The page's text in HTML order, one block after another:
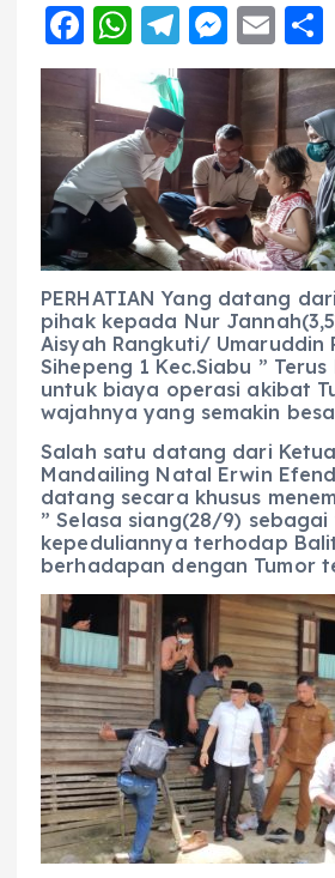
F
a
c
e
b
o
o
k
W
a
ts
A
p
p
T
el
e
g
r
a
m
M
e
ss
e
n
g
er
E
m
ai
l
PERHATIAN Yang datang
pihak kepada Nur
Aisyah Rangkuti/ Umaruddin
Sihepeng 1 Kec.Siabu ”
untuk biaya operasi akibat
wajahnya yang semakin
Salah satu datang dari Ketua
Mandailing Natal Erwin
datang secara khusus
” Selasa siang(28/9) sebagai
kepeduliannya terhodap
berhadapan dengan Tumor